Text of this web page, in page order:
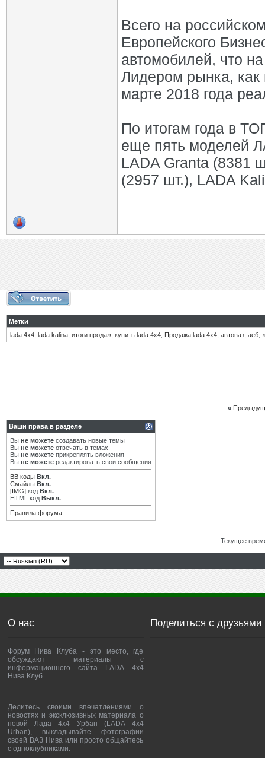
Всего на
Европейского
автомобилей, что
Лидером рынка,
марте 2018 года
По итогам года в
еще пять моделей
LADA Granta (8381
(2957 шт.), LADA
Метки
lada 4x4 lada kalina итоги продаж купить lada 4x4 Продажа lada 4x4 автоваз аеб
«
Ваши права в разделе
Вы не можете создавать новые темы
Вы не можете отвечать в темах
Вы не можете прикреплять вложения
Вы не можете редактировать свои сообщения
BB коды Вкл.
Смайлы Вкл.
[IMG] код Вкл.
HTML код Выкл.
Правила форума
Текущее
О нас
Форум Нива Клуба - это место, где
обсуждают материалы с
информационного сайта LADA 4x4
Нива Клуб.
Делитесь своими впечатлениями о
новостях и эксклюзивных материала о
новой Лада 4х4 Урбан (LADA 4x4
Urban), выкладывайте фотографии
своей ВАЗ Нива или просто общайтесь
с одноклубниками.
Поделиться с друзьями